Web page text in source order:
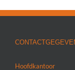
Hoofdkantoor